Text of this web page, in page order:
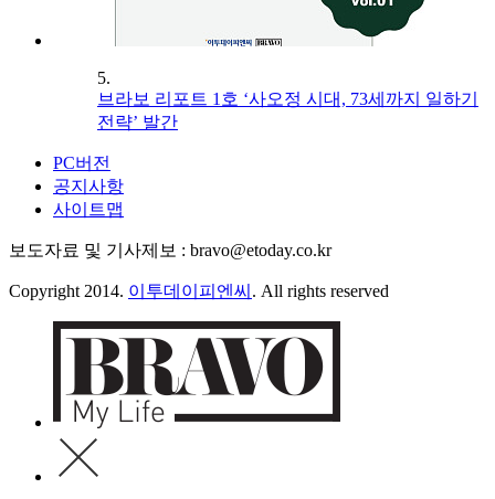
5.
브라보 리포트 1호 ‘사오정 시대, 73세까지 일하기
전략’ 발간
PC버전
공지사항
사이트맵
보도자료 및 기사제보 : bravo@etoday.co.kr
Copyright 2014. 이투데이피엔씨 . All rights reserved